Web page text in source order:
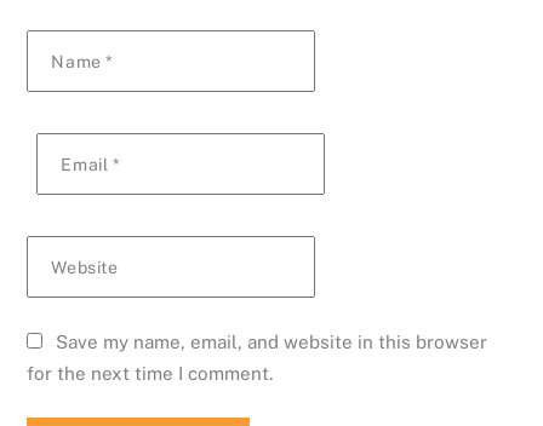
Name*
Email *
Website
Save my name, email, and website in this browser
for the next time I comment.